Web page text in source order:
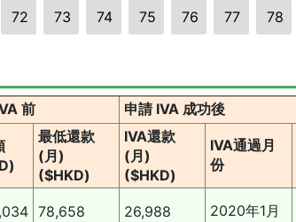
72 73 74 75 76 77 78
前 申請 IVA 成功後
最低還款
(月)
($HKD)
IVA還款
(月)
($HKD)
IVA通過月
份
78,658 26,988 2020年1月